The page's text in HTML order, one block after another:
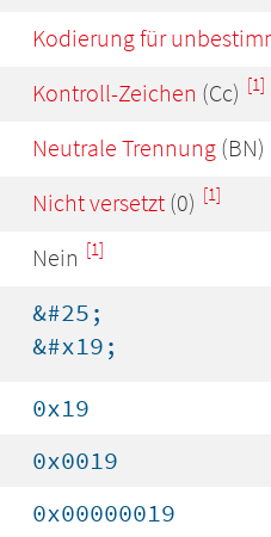
Kodierung für
Kontroll-Zeichen (Cc) [1]
Neutrale Trennung (BN)
Nicht versetzt (0) [1]
Nein [1]
&#25;
&#x19;
0x19
0x0019
0x00000019